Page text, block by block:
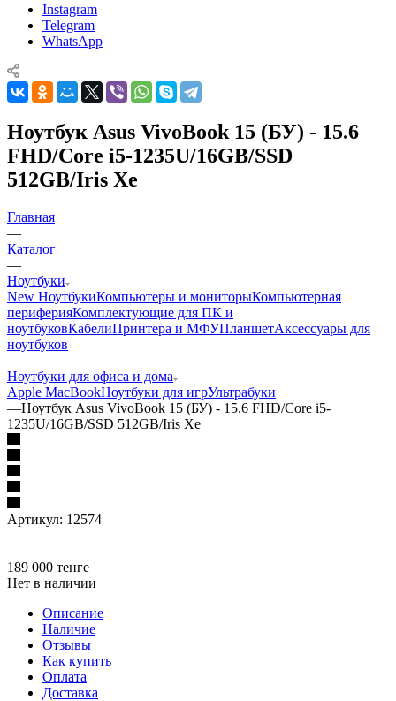
Instagram
Telegram
WhatsApp
Ноутбук Asus VivoBook 15 (БУ) - 15.6
FHD/Core i5-1235U/16GB/SSD
512GB/Iris Xe
Главная
—
Каталог
—
Ноутбуки
New НоутбукиКомпьютеры и мониторыКомпьютерная
периферияКомплектующие для ПК и
ноутбуковКабелиПринтера и МФУПланшетАксессуары для
ноутбуков
—
Ноутбуки для офиса и дома
Apple MacBookНоутбуки для игрУльтрабуки
—Ноутбук Asus VivoBook 15 (БУ) - 15.6 FHD/Core i5-
1235U/16GB/SSD 512GB/Iris Xe
Артикул: 12574
189 000 тенге
Нет в наличии
Описание
Наличие
Отзывы
Как купить
Оплата
Доставка